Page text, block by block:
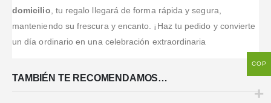
domicilio , tu regalo llegará de forma rápida y segura,
manteniendo su frescura y encanto. ¡Haz tu pedido y convierte
un día ordinario en una celebración extraordinaria
TAMBIÉN TE RECOMENDAMOS…
COP